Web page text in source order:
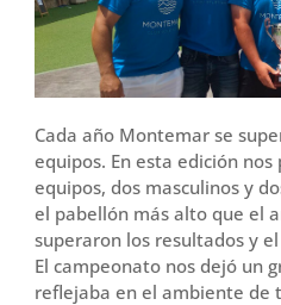
Cada año Montemar se
equipos. En esta edición
equipos, dos masculinos y
el pabellón más alto que el
superaron los resultados y
El campeonato nos dejó un
reflejaba en el ambiente de